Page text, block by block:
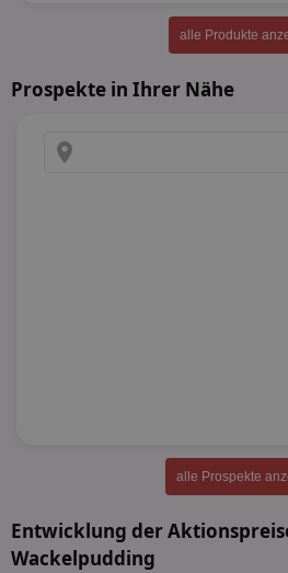
alle Produkte
Prospekte in Ihrer Nähe
alle Prospekte
Entwicklung der
Wackelpudding